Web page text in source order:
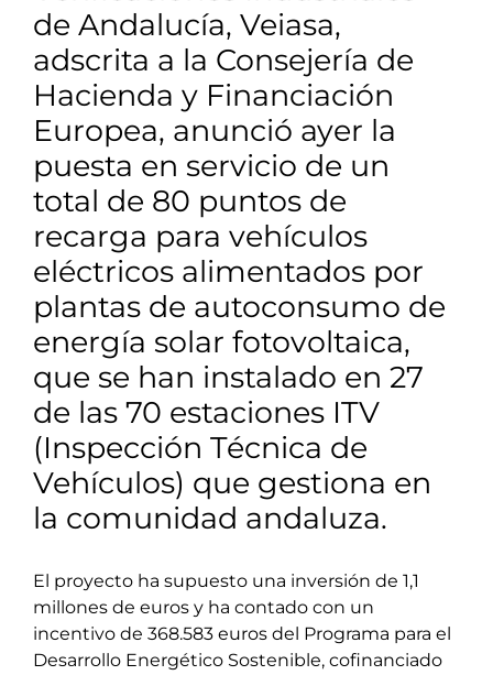
de Andalucía, Veiasa,
adscrita a la Consejería de
Hacienda y Financiación
Europea, anunció ayer la
puesta en servicio de un
total de 80 puntos de
recarga para vehículos
eléctricos alimentados por
plantas de autoconsumo de
energía solar fotovoltaica,
que se han instalado en 27
de las 70 estaciones ITV
(Inspección Técnica de
Vehículos) que gestiona en
la comunidad andaluza.
El proyecto ha supuesto una inversión de 1,1
millones de euros y ha contado con un
incentivo de 368.583 euros del Programa para el
Desarrollo Energético Sostenible, cofinanciado